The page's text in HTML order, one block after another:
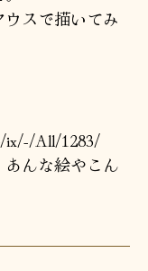
スで描いてみ
ix/-/All/1283/
んな絵やこん